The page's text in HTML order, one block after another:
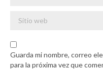
Guarda mi nombre, correo
para la próxima vez que